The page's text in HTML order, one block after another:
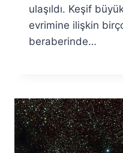
ulaşıldı. Keşif
evrimine ilişkin
beraberinde…